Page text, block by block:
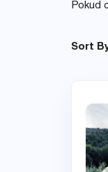
Pokud
Sort